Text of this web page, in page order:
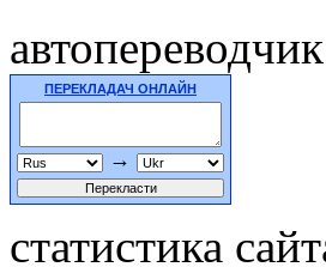
автопереводчик
ПЕРЕКЛАДАЧ ОНЛАЙН
→
статистика